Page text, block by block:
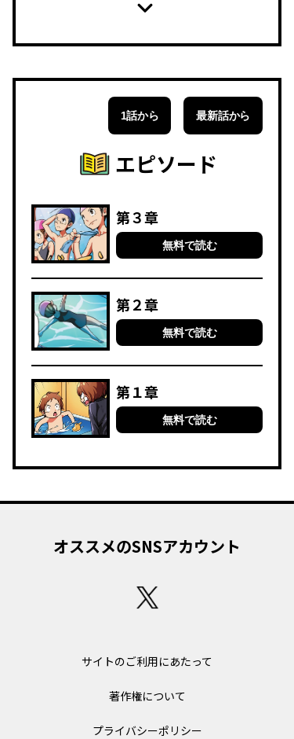
1話から 最新話から
エピソード
第３章
無料で読む
第２章
無料で読む
第１章
無料で読む
オススメのSNSアカウント
サイトのご利用にあたって
著作権について
プライバシーポリシー